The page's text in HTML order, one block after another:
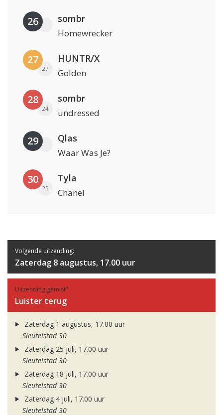
26 sombr
Homewrecker
27
27
HUNTR/X
Golden
28
24
sombr
undressed
29 Qlas
Waar Was Je?
30
25
Tyla
Chanel
Volgende uitzending:
Zaterdag 8 augustus, 17.00 uur
Uitzending gemist?
Luister terug
Zaterdag 1 augustus, 17.00 uur
Sleutelstad 30
Zaterdag 25 juli, 17.00 uur
Sleutelstad 30
Zaterdag 18 juli, 17.00 uur
Sleutelstad 30
Zaterdag 4 juli, 17.00 uur
Sleutelstad 30